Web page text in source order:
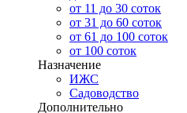
от 11 до 30 соток
от 31 до 60 соток
от 61 до 100 соток
от 100 соток
Назначение
ИЖС
Садоводство
Дополнительно